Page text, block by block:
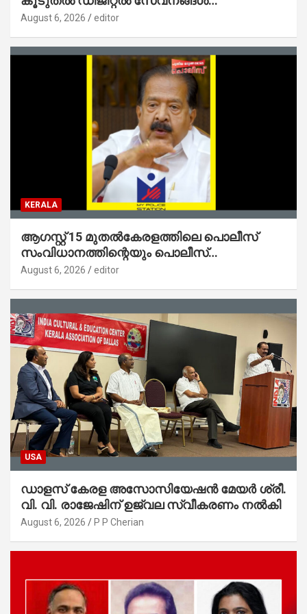
ജനങ്ങളിലേക്കെത്തിക്കും – മന്ത്രി സി പി
August 6, 2026 editor
KERALA
ആഗസ്റ്റ് 15 മുതല്‍കേരളത്തിലെ പൊലീസ്
സംവിധാനത്തിന്റെയും പൊലീസ്
സ്റ്റേഷനുകളുടെയും മുഖഛായ മാറുകയാണ് :
August 6, 2026 editor
USA
ഡാളസ് കേരള അസോസിയേഷൻ മേയർ ശ്രീ.
വി. വി. രാജേഷിന് ഉജ്വല സ്വീകരണം നൽകി
August 6, 2026 P P Cherian